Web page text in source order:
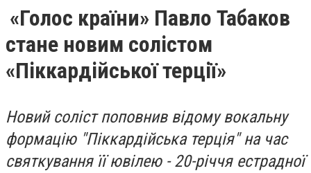
«Голос країни» Павло Табаков
стане новим солістом
«Піккардійської терції»
Новий соліст поповнив відому вокальну
формацію "Піккардійська терція" на час
святкування її ювілею - 20-річчя естрадної